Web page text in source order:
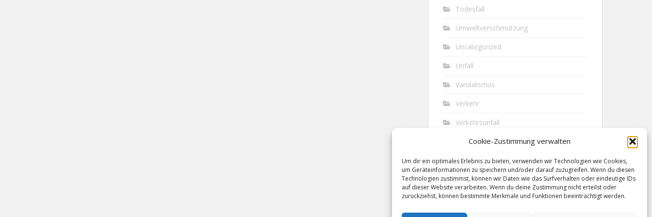
Cookie-Zustimmung verwalten
Um dir ein optimales Erlebnis zu bieten, verwenden wir Technologien wie Cookies,
um Geräteinformationen zu speichern und/oder darauf zuzugreifen. Wenn du diesen
Technologien zustimmst, können wir Daten wie das Surfverhalten oder eindeutige IDs
auf dieser Website verarbeiten. Wenn du deine Zustimmung nicht erteilst oder
zurückziehst, können bestimmte Merkmale und Funktionen beeinträchtigt werden.
Todesfall
Umweltverschmutzung
Uncategorized
Unfall
Vandalismus
Verkehr
Verkehrsunfall
Vermisst
Waffen
Wilderei